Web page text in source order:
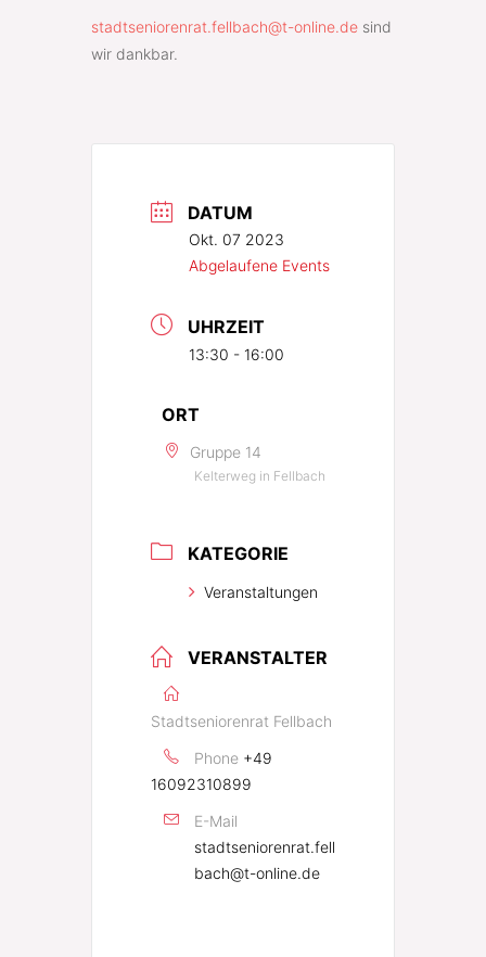
stadtseniorenrat.fellbach@t-online.de sind
wir dankbar.
DATUM
Okt. 07 2023
Abgelaufene Events
UHRZEIT
13:30 - 16:00
ORT
Gruppe 14
Kelterweg in Fellbach
KATEGORIE
Veranstaltungen
VERANSTALTER
Stadtseniorenrat Fellbach
Phone +49
16092310899
E-Mail
stadtseniorenrat.fell
bach@t-online.de